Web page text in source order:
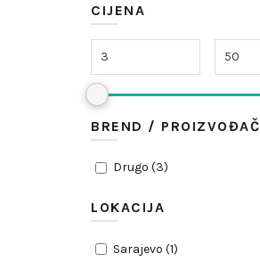
CIJENA
BREND / PROIZVOĐAČ
Drugo (3)
LOKACIJA
Sarajevo (1)